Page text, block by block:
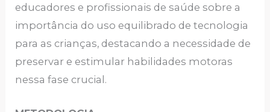
educadores e profissionais de saúde sobre a
importância do uso equilibrado de tecnologia
para as crianças, destacando a necessidade de
preservar e estimular habilidades motoras
nessa fase crucial.